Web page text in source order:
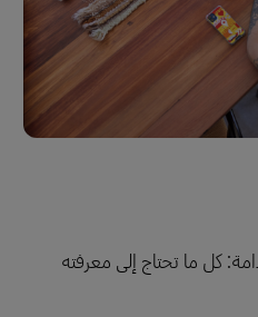
كل ما تحتاج إلى معرفته